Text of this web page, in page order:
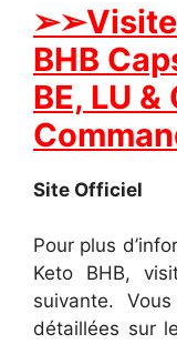
BHB
BE, LU
Site Officiel
Pour plus
Keto BHB,
suivante.
détaillées sur